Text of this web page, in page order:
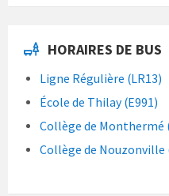
HORAIRES DE BUS
Ligne Régulière (LR13)
École de Thilay (E991)
Collège de Monthermé
Collège de Nouzonville